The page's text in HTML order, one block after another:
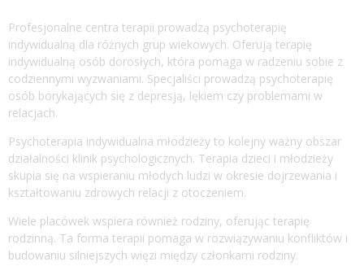
Profesjonalne centra terapii prowadzą psychoterapię
indywidualną dla różnych grup wiekowych. Oferują terapię
indywidualną osób dorosłych, która pomaga w radzeniu sobie z
codziennymi wyzwaniami. Specjaliści prowadzą psychoterapię
osób borykających się z depresją, lękiem czy problemami w
relacjach.
Psychoterapia indywidualna młodzieży to kolejny ważny obszar
działalności klinik psychologicznych. Terapia dzieci i młodzieży
skupia się na wspieraniu młodych ludzi w okresie dojrzewania i
kształtowaniu zdrowych relacji z otoczeniem.
Wiele placówek wspiera również rodziny, oferując terapię
rodzinną. Ta forma terapii pomaga w rozwiązywaniu konfliktów i
budowaniu silniejszych więzi między członkami rodziny.